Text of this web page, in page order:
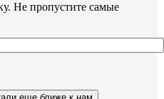
Не пропустите самые